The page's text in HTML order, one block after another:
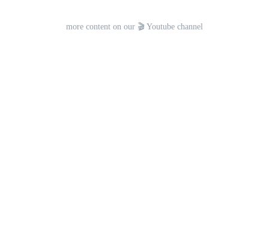
more content on our 🎬 Youtube channel